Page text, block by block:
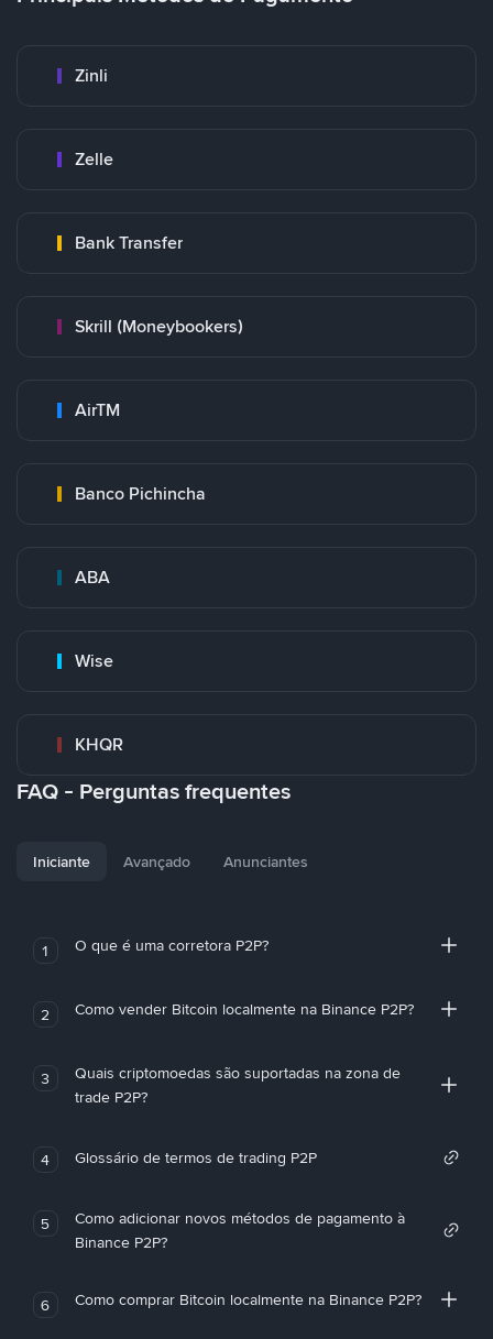
Zinli
Zelle
Bank Transfer
Skrill (Moneybookers)
AirTM
Banco Pichincha
ABA
Wise
KHQR
FAQ - Perguntas frequentes
Iniciante Avançado Anunciantes
1 O que é uma corretora P2P?
2 Como vender Bitcoin localmente na Binance P2P?
3
Quais criptomoedas são suportadas na zona de
trade P2P?
4 Glossário de termos de trading P2P
5
Como adicionar novos métodos de pagamento à
Binance P2P?
6 Como comprar Bitcoin localmente na Binance P2P?